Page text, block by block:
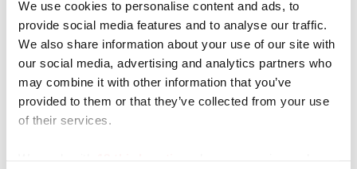
We use cookies to personalise content and ads, to
provide social media features and to analyse our traffic.
We also share information about your use of our site with
our social media, advertising and analytics partners who
may combine it with other information that you’ve
provided to them or that they’ve collected from your use
of their services.
Je e-mailadres *
Telefoonnummer
Je bericht *